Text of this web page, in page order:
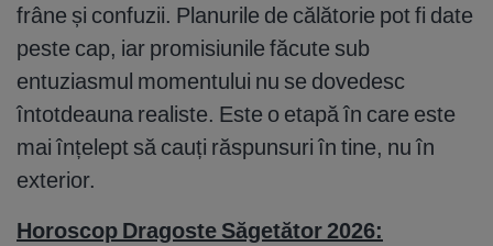
frâne și confuzii. Planurile de călătorie pot fi date
peste cap, iar promisiunile făcute sub
entuziasmul momentului nu se dovedesc
întotdeauna realiste. Este o etapă în care este
mai înțelept să cauți răspunsuri în tine, nu în
exterior.
Horoscop Dragoste Săgetător 2026: